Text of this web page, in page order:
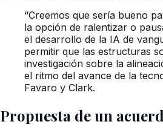
“Creemos que sería bueno
la opción de ralentizar o
el desarrollo de la IA de
permitir que las estructuras
investigación sobre la
el ritmo del avance de la
Favaro y Clark.
Propuesta de un